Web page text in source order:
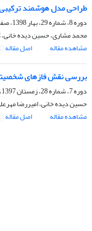
طراحی مدل هوشمند
دوره 8، شماره 29، بهار 1398، صفحه
محمد مشاری، حسین دیده خانی،
مشاهده مقاله
اصل مقاله
بررسی نقش فازهای
دوره 7، شماره 28، زمستان 1397، صفحه
حسین دیده خانی، امیررضا
مشاهده مقاله
اصل مقاله